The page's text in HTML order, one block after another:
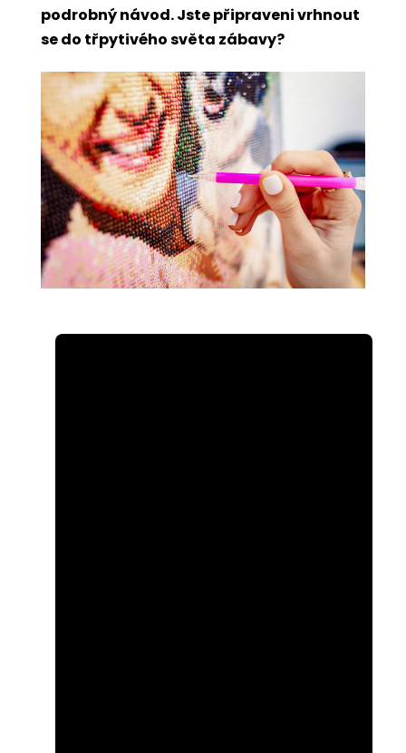
podrobný návod. Jste připraveni vrhnout
se do třpytivého světa zábavy?